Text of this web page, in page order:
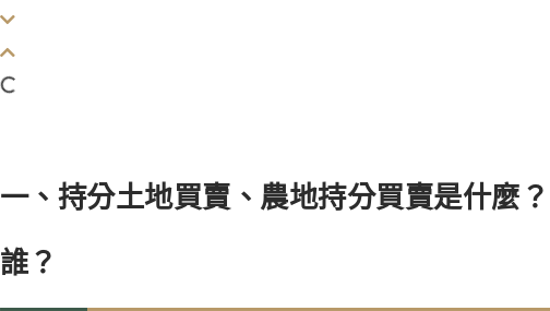
一、持分土地買賣、農地持分買賣是什麼
誰？